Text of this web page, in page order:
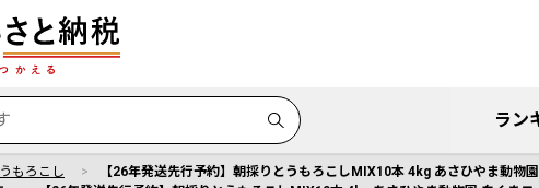
ラン
もろこし
【26年発送先行予約】朝採りとうもろこしMIX10本 4kg あさひやま動物